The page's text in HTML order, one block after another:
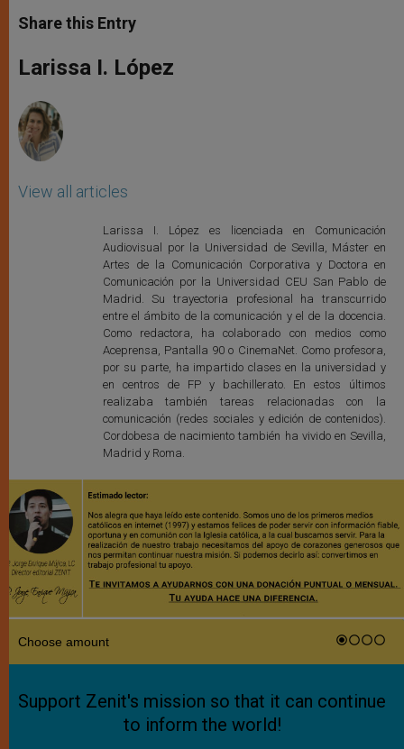
t
s
p
p
s
e
g
e
e
b
o
k
r
Share this Entry
Larissa I. López
View all articles
Larissa I. López es licenciada en Comunicación
Audiovisual por la Universidad de Sevilla, Máster en
Artes de la Comunicación Corporativa y Doctora en
Comunicación por la Universidad CEU San Pablo de
Madrid. Su trayectoria profesional ha transcurrido
entre el ámbito de la comunicación y el de la docencia.
Como redactora, ha colaborado con medios como
Aceprensa, Pantalla 90 o CinemaNet. Como profesora,
por su parte, ha impartido clases en la universidad y
en centros de FP y bachillerato. En estos últimos
realizaba también tareas relacionadas con la
comunicación (redes sociales y edición de contenidos).
Cordobesa de nacimiento también ha vivido en Sevilla,
Madrid y Roma.